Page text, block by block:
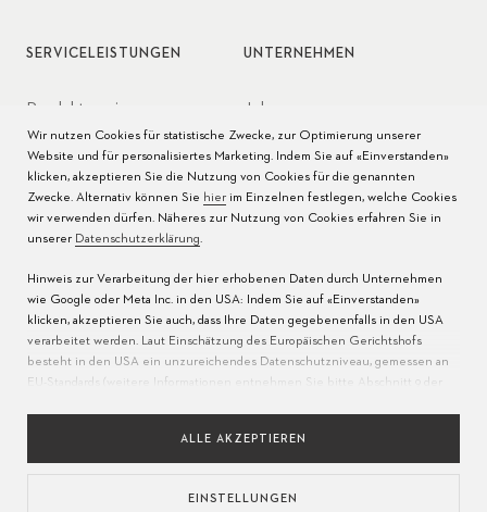
SERVICELEISTUNGEN
Produktservice
Pflege der Uhr
Bedienungsanleitungen
FAQ
Servicezentren
UNTERNEHMEN
Jobs
Presse
Kontakt
Wir nutzen Cookies für statistische Zwecke, zur Optimierung unserer
Website und für personalisiertes Marketing. Indem Sie auf «Einverstanden»
klicken, akzeptieren Sie die Nutzung von Cookies für die genannten
Zwecke. Alternativ können Sie hierim Einzelnen festlegen, welche Cookies
wir verwenden dürfen. Näheres zur Nutzung von Cookies erfahren Sie in
unserer Datenschutzerklärung.
Hinweis zur Verarbeitung der hier erhobenen Daten durch Unternehmen
wie Google oder Meta Inc. in den USA: Indem Sie auf «Einverstanden»
klicken, akzeptieren Sie auch, dass Ihre Daten gegebenenfalls in den USA
verarbeitet werden. Laut Einschätzung des Europäischen Gerichtshofs
besteht in den USA ein unzureichendes Datenschutzniveau, gemessen an
EU-Standards (weitere Informationen entnehmen Sie bitte Abschnitt 9 der
nicht wie oben beschrieben in die USA übermittelt werden.
ALLE AKZEPTIEREN
EINSTELLUNGEN